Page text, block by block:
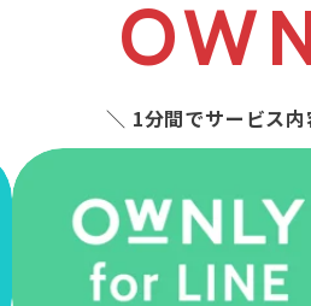
＼ 1分間でサービス